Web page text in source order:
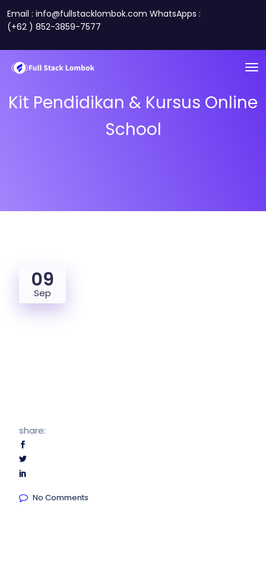
Email : info@fullstacklombok.com WhatsApps :
(+62 ) 852-3859-7577
Kit Pendidikan & Kursus Online
School
09
Sep
share:
No Comments